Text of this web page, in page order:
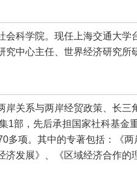
会科学院。现任上海交通大
中心主任、世界经济研究所
岸关系与两岸经贸政策、长
1部，先后承担国家社科基金
多项。其中的专著包括：《
发展》、《区域经济合作的